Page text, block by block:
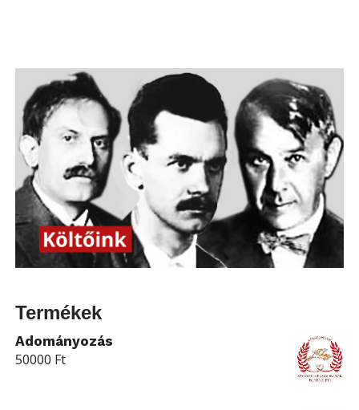
Termékek
Adományozás
50000 Ft